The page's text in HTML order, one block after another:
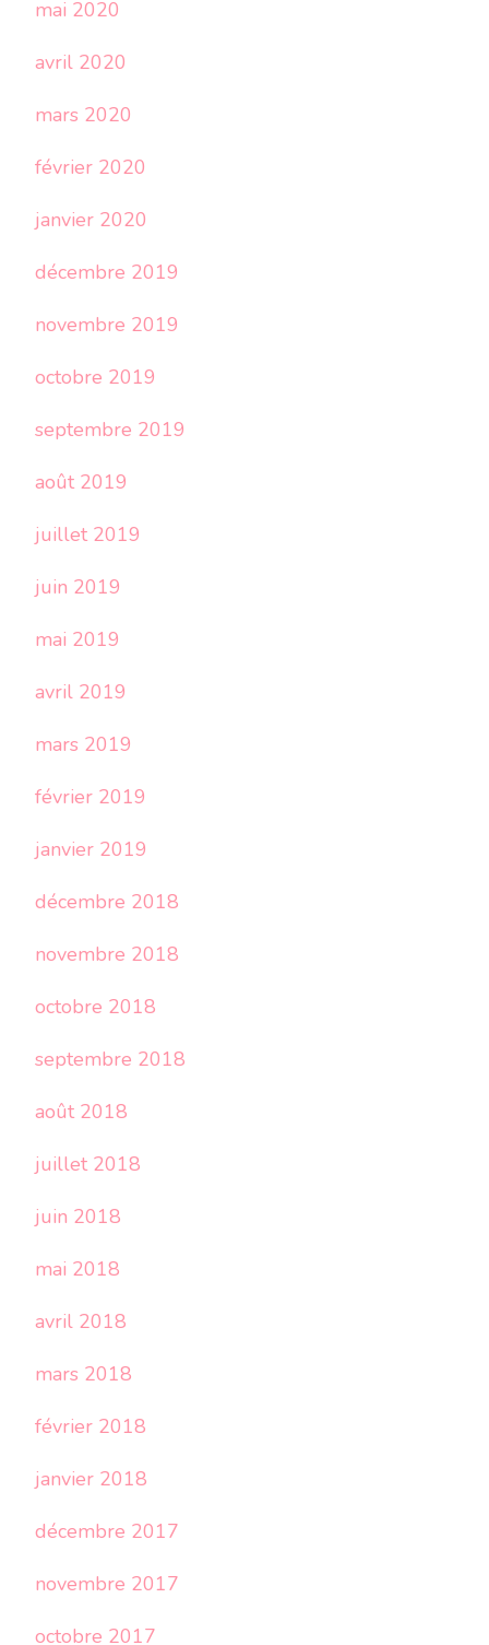
mai 2020
avril 2020
mars 2020
février 2020
janvier 2020
décembre 2019
novembre 2019
octobre 2019
septembre 2019
août 2019
juillet 2019
juin 2019
mai 2019
avril 2019
mars 2019
février 2019
janvier 2019
décembre 2018
novembre 2018
octobre 2018
septembre 2018
août 2018
juillet 2018
juin 2018
mai 2018
avril 2018
mars 2018
février 2018
janvier 2018
décembre 2017
novembre 2017
octobre 2017